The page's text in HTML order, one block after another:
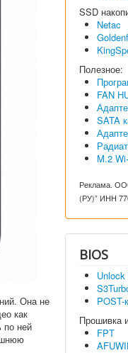
Она не
как
по ней
SSD
Netac
Полезное:
FAN
SATA
M.2
Реклама.
(РУ)” ИНН
BIOS
POST-
Прошивка
FPT